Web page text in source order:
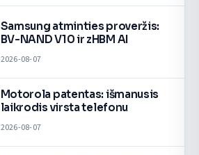
Samsung atminties proveržis:
BV-NAND V10 ir zHBM AI
2026-08-07
Motorola patentas: išmanusis
laikrodis virsta telefonu
2026-08-07